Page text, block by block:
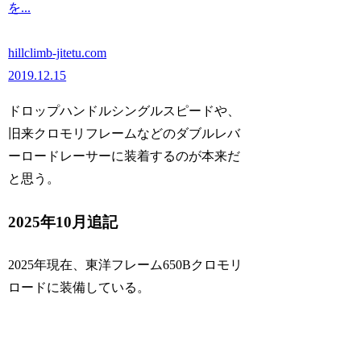
を...
hillclimb-jitetu.com
2019.12.15
ドロップハンドルシングルスピードや、
旧来クロモリフレームなどのダブルレバ
ーロードレーサーに装着するのが本来だ
と思う。
2025年10月追記
2025年現在、東洋フレーム650Bクロモリ
ロードに装備している。